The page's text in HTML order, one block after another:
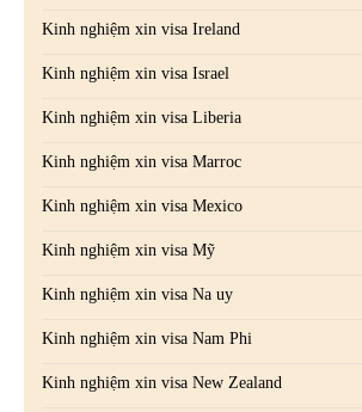
Kinh nghiệm xin visa Ireland
Kinh nghiệm xin visa Israel
Kinh nghiệm xin visa Liberia
Kinh nghiệm xin visa Marroc
Kinh nghiệm xin visa Mexico
Kinh nghiệm xin visa Mỹ
Kinh nghiệm xin visa Na uy
Kinh nghiệm xin visa Nam Phi
Kinh nghiệm xin visa New Zealand